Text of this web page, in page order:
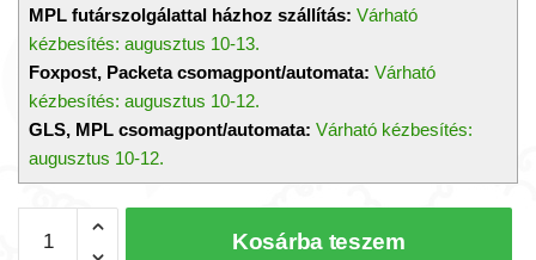
MPL futárszolgálattal házhoz szállítás: Várható
kézbesítés: augusztus 10-13.
Foxpost, Packeta csomagpont/automata: Várható
kézbesítés: augusztus 10-12.
GLS, MPL csomagpont/automata: Várható kézbesítés:
augusztus 10-12.
Cute
Kosárba teszem